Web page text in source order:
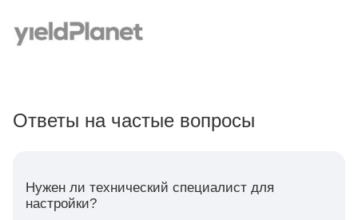
Ответы на частые вопросы
Нужен ли технический специалист для
настройки?